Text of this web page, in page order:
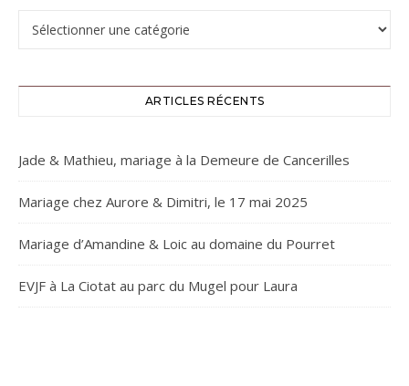
Catégories
ARTICLES RÉCENTS
Jade & Mathieu, mariage à la Demeure de Cancerilles
Mariage chez Aurore & Dimitri, le 17 mai 2025
Mariage d’Amandine & Loic au domaine du Pourret
EVJF à La Ciotat au parc du Mugel pour Laura